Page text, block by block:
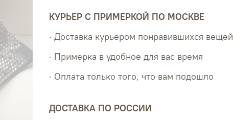
КУРЬЕР С ПРИМЕРКОЙ ПО МОСКВЕ
· Доставка курьером понравившихся вещей
· Примерка в удобное для вас время
· Оплата только того, что вам подошло
ДОСТАВКА ПО РОССИИ